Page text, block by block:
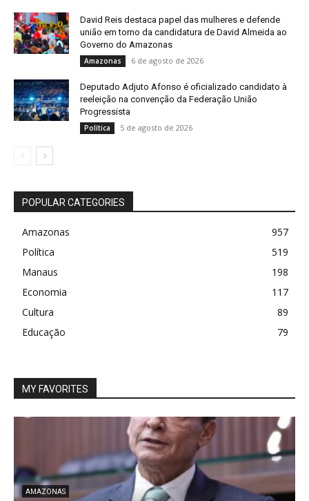
David Reis destaca papel das mulheres e defende
união em torno da candidatura de David Almeida ao
Governo do Amazonas
Amazonas 6 de agosto de 2026
Deputado Adjuto Afonso é oficializado candidato à
reeleição na convenção da Federação União
Progressista
Política 5 de agosto de 2026
POPULAR CATEGORIES
Amazonas
957
Política
519
Manaus
198
Economia
117
Cultura
89
Educação
79
MY FAVORITES
AMAZONAS